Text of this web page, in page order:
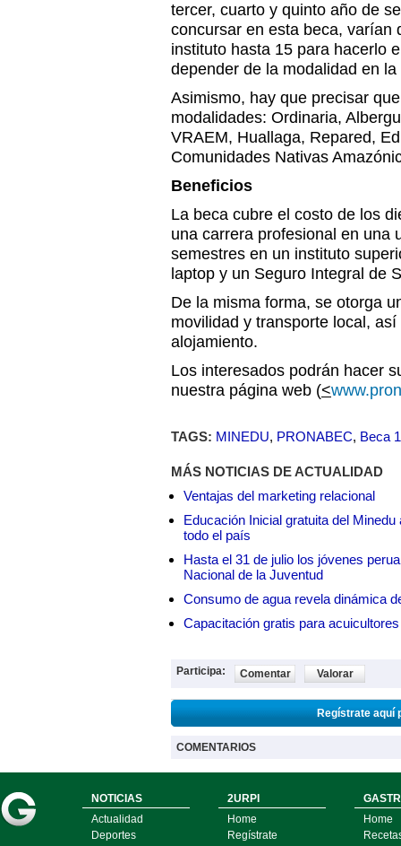
tercer, cuarto y quinto año de
concursar en esta beca, varían
instituto hasta 15 para hacerlo
depender de la modalidad en
Asimismo, hay que precisar
modalidades: Ordinaria,
VRAEM, Huallaga, Repared,
Comunidades Nativas
Beneficios
La beca cubre el costo de los
una carrera profesional en una
semestres en un instituto
laptop y un Seguro Integral de
De la misma forma, se otorga
movilidad y transporte local,
alojamiento.
Los interesados podrán hacer
nuestra página web (<
TAGS: MINEDU, PRONABEC, Beca
MÁS NOTICIAS DE ACTUALIDAD
Ventajas del marketing relacional
Educación Inicial gratuita del
todo el país
Hasta el 31 de julio los jóvenes
Nacional de la Juventud
Consumo de agua revela dinámica
Capacitación gratis para
Participa: Comentar Valorar
Regístrate aquí
COMENTARIOS
NOTICIAS
Actualidad
Deportes
2URPI
Home
Regístrate
Home